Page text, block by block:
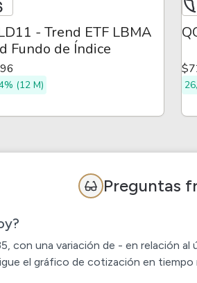
- Trend ETF LBMA
Fundo de Índice
(12 M)
Preguntas
con una variación de - en relación al
el gráfico de cotización en